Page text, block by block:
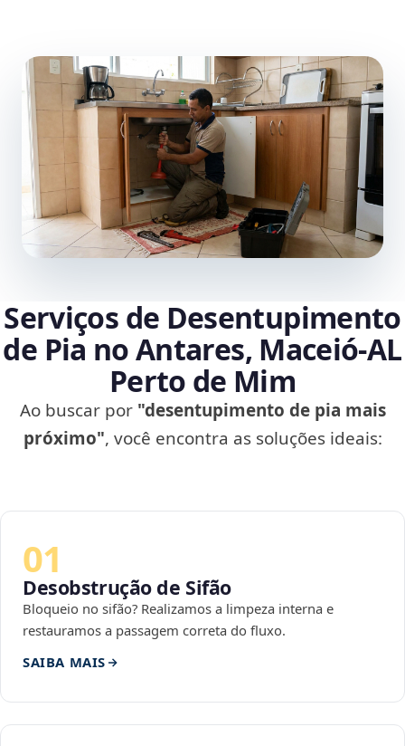
Serviços de Desentupimento
de Pia no Antares, Maceió‑AL
Perto de Mim
Ao buscar por "desentupimento de pia mais
próximo", você encontra as soluções ideais:
01
Desobstrução de Sifão
Bloqueio no sifão? Realizamos a limpeza interna e
restauramos a passagem correta do fluxo.
SAIBA MAIS